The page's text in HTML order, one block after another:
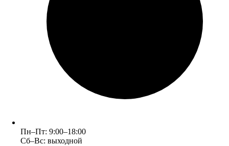
Пн–Пт: 9:00–18:00
Сб–Вс: выходной